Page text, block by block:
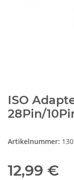
ISO
28Pin/
Artikelnummer:
12,99 €